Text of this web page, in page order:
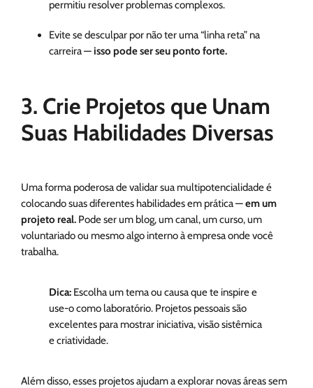
permitiu resolver problemas complexos.
Evite se desculpar por não ter uma “linha reta” na
carreira —isso pode ser seu ponto forte.
3. Crie Projetos que Unam
Suas Habilidades Diversas
Uma forma poderosa de validar sua multipotencialidade é
colocando suas diferentes habilidades em prática —em um
projeto real. Pode ser um blog, um canal, um curso, um
voluntariado ou mesmo algo interno à empresa onde você
trabalha.
Dica: Escolha um tema ou causa que te inspire e
use-o como laboratório. Projetos pessoais são
excelentes para mostrar iniciativa, visão sistêmica
e criatividade.
Além disso, esses projetos ajudam a explorar novas áreas sem